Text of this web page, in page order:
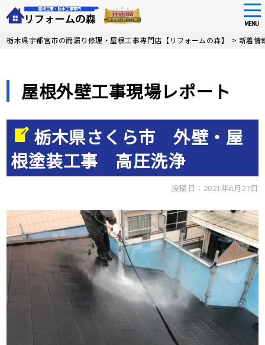
Skip
MENU
栃木県宇都宮市の雨漏り修理・屋根工事専門店【リフォームの森】 > 新着情
屋根外壁工事現場レポート
栃木県さくら市 外壁・屋
根塗装工事 高圧洗浄
投稿日：2021年6月27日